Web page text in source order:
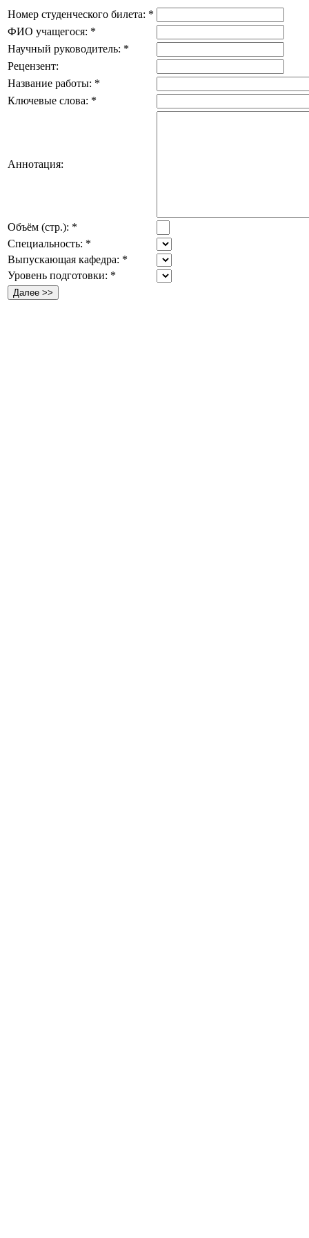
Номер студенческого билета: *
ФИО учащегося: *
Научный руководитель: *
Рецензент:
Название работы: *
Ключевые слова: *
Аннотация:
Объём (стр.): *
Специальность: *
Выпускающая кафедра: *
Уровень подготовки: *
Далее >>